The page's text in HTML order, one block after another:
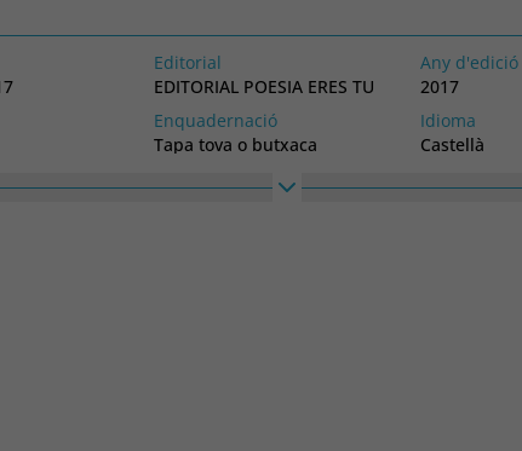
Editorial
EDITORIAL POESIA ERES TU
Any d'edició
2017
Enquadernació
Tapa tova o butxaca
Idioma
Castellà